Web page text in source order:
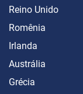
Reino Unido
Romênia
Irlanda
Austrália
Grécia